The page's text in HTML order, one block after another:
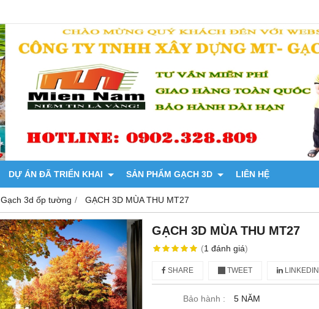
DỰ ÁN ĐÃ TRIỂN KHAI SẢN PHẨM GẠCH 3D LIÊN HỆ
Gạch 3d ốp tường GẠCH 3D MÙA THU MT27
GẠCH 3D MÙA THU MT27
(1 đánh giá)
SHARE TWEET LINKEDIN
Bảo hành :
5 NĂM